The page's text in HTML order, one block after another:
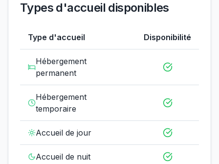
Types d'accueil disponibles
Type d'accueil Disponibilité
Hébergement
permanent
Hébergement
temporaire
Accueil de jour
Accueil de nuit